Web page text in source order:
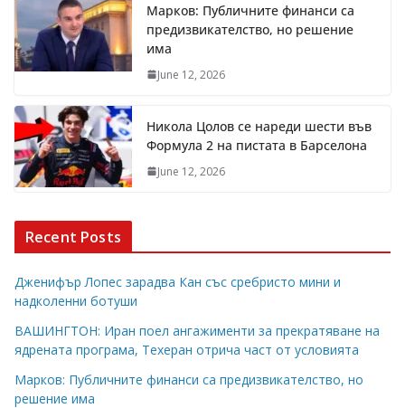
Марков: Публичните финанси са
предизвикателство, но решение
има
June 12, 2026
Никола Цолов се нареди шести във
Формула 2 на пистата в Барселона
June 12, 2026
Recent Posts
Дженифър Лопес зарадва Кан със сребристо мини и
надколенни ботуши
ВАШИНГТОН: Иран поел ангажименти за прекратяване на
ядрената програма, Техеран отрича част от условията
Марков: Публичните финанси са предизвикателство, но
решение има